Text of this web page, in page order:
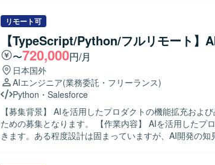
や周辺システムの運用・開発に主体的に取り組める方
ションを取りながら課題を整理し、自ら手を動かして
【ポジションの魅力】 ソーシャルゲームに関する多様
ルの運用・開発を通じてサービス改善に貢献できるポ
流まで一貫して関わることで、技術力とドメイン知識の双方
境】 PythonやTypeScriptを用いたツール開発、および
ッチ実行環境の運用・構築を行います。 CI/CDツール
ェクト管理ツールとしてJiraなどを利用します。
リモート可
【TypeScript/Python/フルリモート】
〜720,000円/月
日本国外
AIエンジニア(業務委託・フリーランス)
Python ・ Salesforce
【募集背景】 AIを活用したプロダクトの機能拡充およ
ための募集となります。 【作業内容】 AIを活用したプロダクトの設計・開発を担当していただ
きます。ある程度設計は固まっていますが、AI開発の